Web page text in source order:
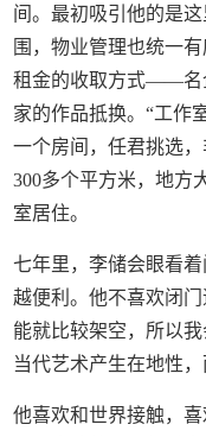
间。最初吸引他的是
围，物业管理也统一
租金的收取方式——名
家的作品抵换。“工作
一个房间，任君挑选
300多个平方米，地方
室居住。
七年里，李储会眼看
越便利。他不喜欢闭
能就比较架空，所以
当代艺术产生在地性
他喜欢和世界接触，